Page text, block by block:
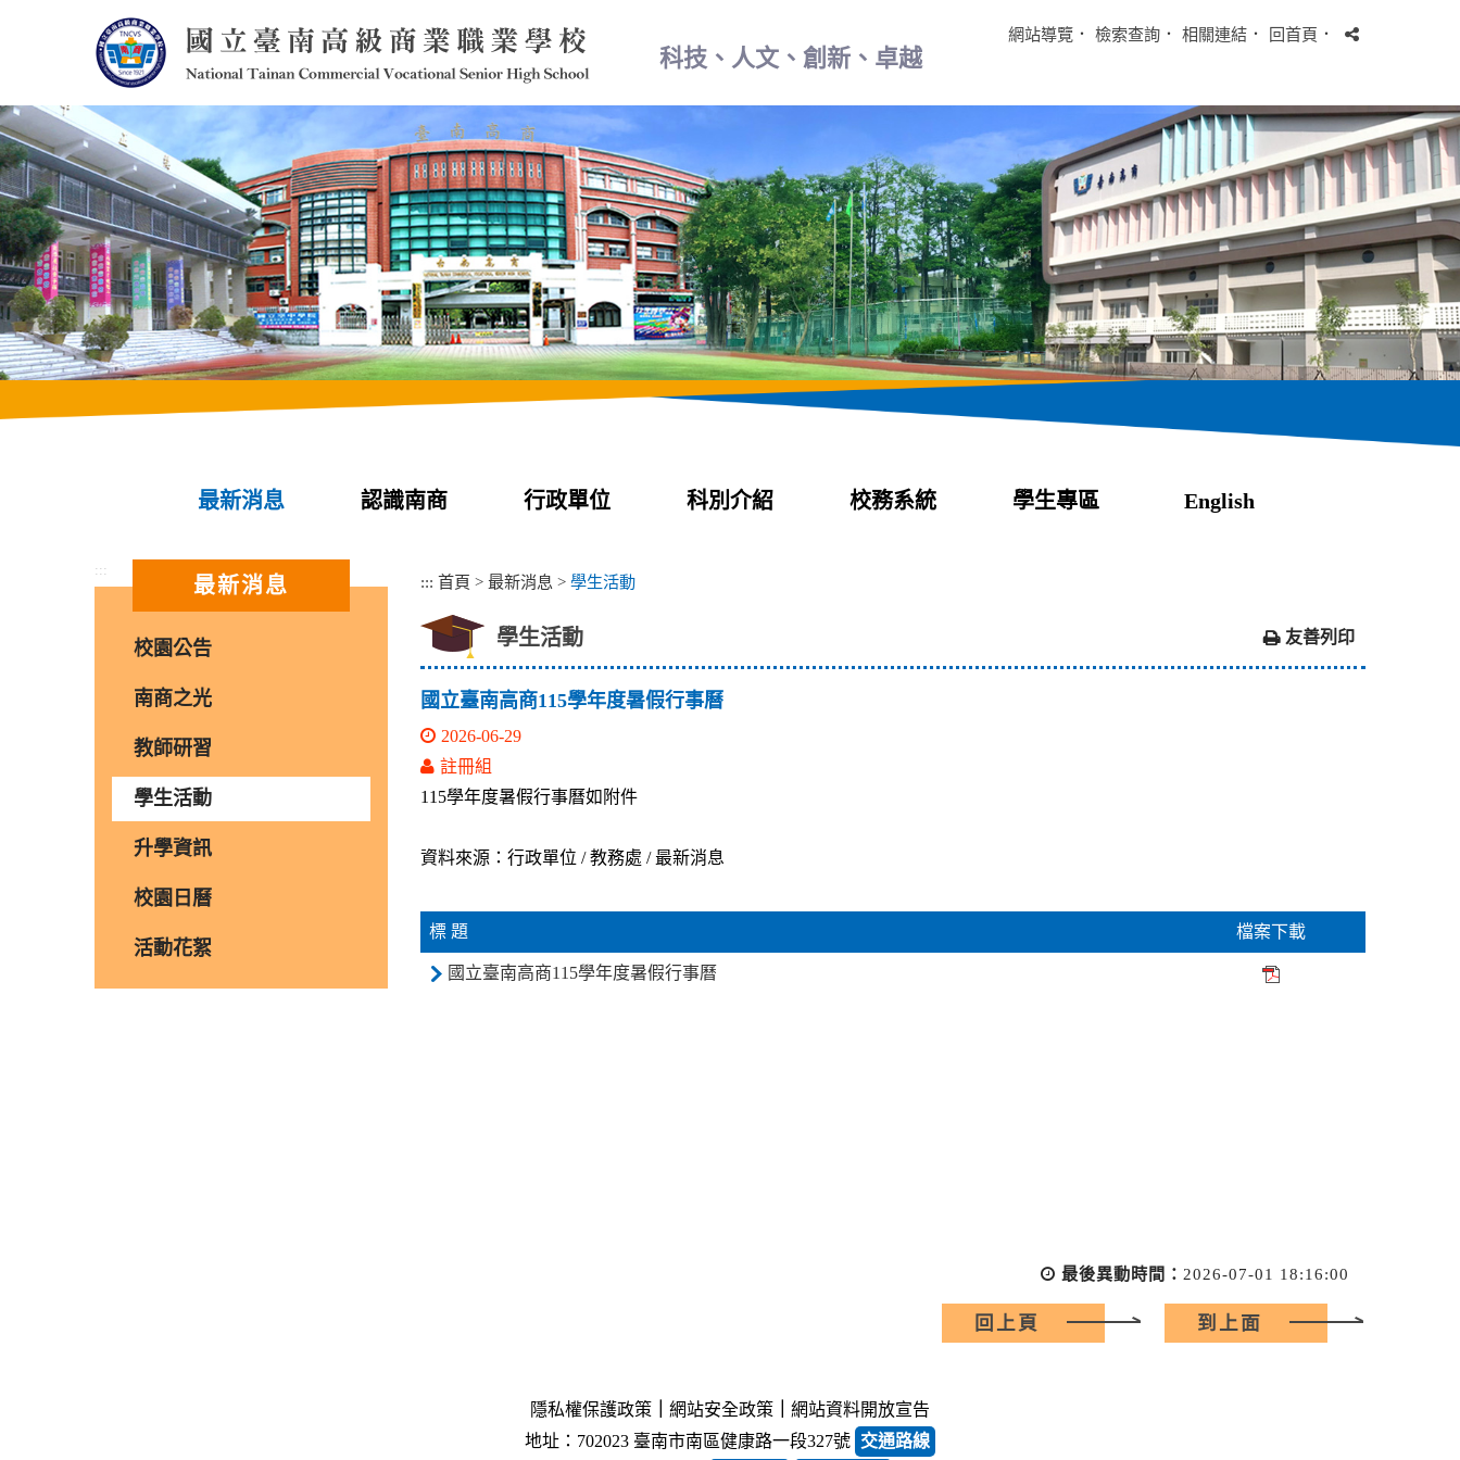
內
容
區
塊
科技、人文、創新、卓越
網站導覽 ． 檢索查詢 ． 相關連結 ． 回首頁 ．
最新消息 認識南商 行政單位 科別介紹 校務系統 學生專區 English
:::
最新消息
校園公告
南商之光
教師研習
學生活動
升學資訊
校園日曆
活動花絮
::: 首頁 > 最新消息 > 學生活動
學生活動 友善列印
國立臺南高商115學年度暑假行事曆
2026-06-29
註冊組
115學年度暑假行事曆如附件
資料來源：行政單位 / 教務處 / 最新消息
標 題 檔案下載
國立臺南高商115學年度暑假行事曆
最後異動時間： 2026-07-01 18:16:00
回上頁 到上面
隱私權保護政策 網站安全政策
網站資料開放宣告
地址：702023 臺南市南區健康路一段327號 交通路線